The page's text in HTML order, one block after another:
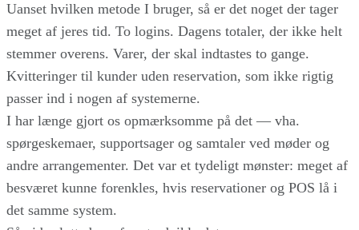
Uanset hvilken metode I bruger, så er det noget der tager
meget af jeres tid. To logins. Dagens totaler, der ikke helt
stemmer overens. Varer, der skal indtastes to gange.
Kvitteringer til kunder uden reservation, som ikke rigtig
passer ind i nogen af systemerne.
I har længe gjort os opmærksomme på det — vha.
spørgeskemaer, supportsager og samtaler ved møder og
andre arrangementer. Det var et tydeligt mønster: meget af
besværet kunne forenkles, hvis reservationer og POS lå i
det samme system.